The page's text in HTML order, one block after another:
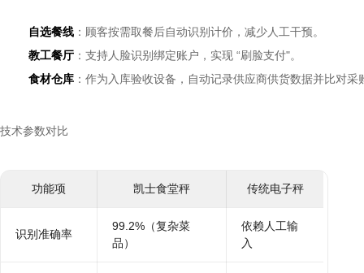
自选餐线 ：顾客按需取餐后自动识别计价，减少人工干预。
教工餐厅 ：支持人脸识别绑定账户，实现 “刷脸支付"。
食材仓库 ：作为入库验收设备，自动记录供应商供货数据并比对采
技术参数对比
功能项 凯士食堂秤 传统电子秤
识别准确率
99.2%（复杂菜
品）
依赖人工输
入